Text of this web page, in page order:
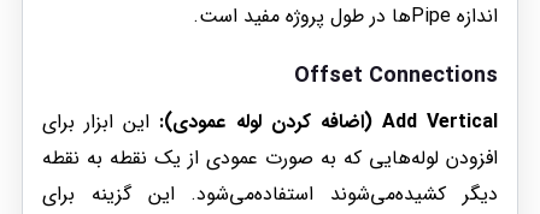
اندازه Pipeها در طول پروژه مفید است.
Offset Connections
Add Vertical (اضافه کردن لوله عمودی):
این ابزار برای
افزودن لوله‌هایی که به صورت عمودی از یک نقطه به نقطه
دیگر کشیده‌می‌شوند استفاده‌می‌شود. این گزینه برای